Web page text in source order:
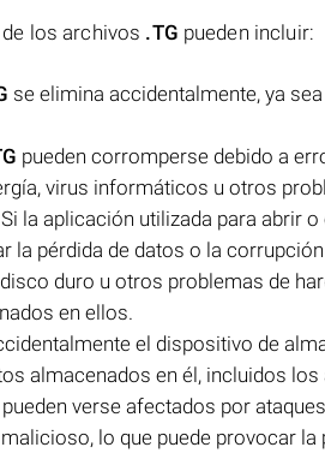
los archivos .TG pueden incluir:
se elimina accidentalmente, ya
pueden corromperse debido a
virus informáticos u otros
la aplicación utilizada para abrir
la pérdida de datos o la
duro u otros problemas de
en ellos.
el dispositivo de
almacenados en él, incluidos
pueden verse afectados por
lo que puede provocar la